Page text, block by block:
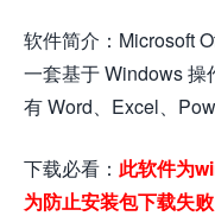
软件简介：Microsoft
一套基于 Windows
有 Word、Excel、
下载必看： 此软件为
为防止安装包下载失